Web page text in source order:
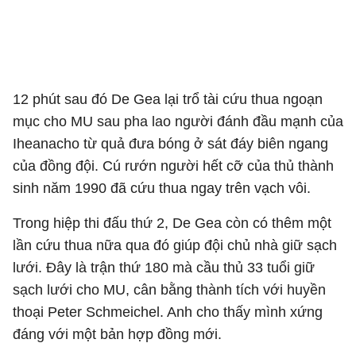
12 phút sau đó De Gea lại trổ tài cứu thua ngoạn
mục cho MU sau pha lao người đánh đầu mạnh của
Iheanacho từ quả đưa bóng ở sát đáy biên ngang
của đồng đội. Cú rướn người hết cỡ của thủ thành
sinh năm 1990 đã cứu thua ngay trên vạch vôi.
Trong hiệp thi đấu thứ 2, De Gea còn có thêm một
lần cứu thua nữa qua đó giúp đội chủ nhà giữ sạch
lưới. Đây là trận thứ 180 mà cầu thủ 33 tuổi giữ
sạch lưới cho MU, cân bằng thành tích với huyền
thoại Peter Schmeichel. Anh cho thấy mình xứng
đáng với một bản hợp đồng mới.